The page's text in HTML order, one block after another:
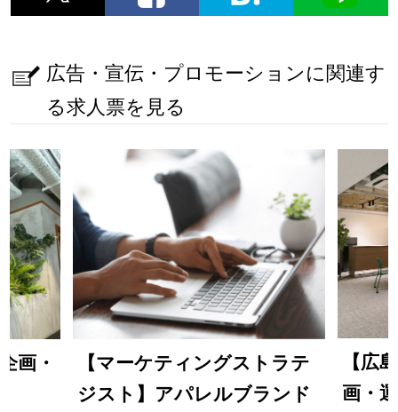
広告・宣伝・プロモーションに関連す
る求人票を見る
画・
【マーケティングストラテ
ジスト】アパレルブランド
【広
画・